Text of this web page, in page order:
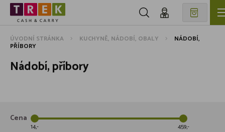
ÚVODNÍ STRÁNKA KUCHYNĚ, NÁDOBÍ, OBALY NÁDOBÍ,
PŘÍBORY
Nádobí, příbory
Cena
14 459